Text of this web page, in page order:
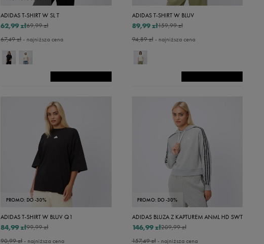
ADIDAS T-SHIRT W SL T
69,99 zł
62,99 zł
67,49 zł- najniższa cena
ADIDAS T-SHIRT W BLUV
159,99 zł
89,99 zł
94,89 zł- najniższa cena
PROMO: DO -30%
ADIDAS T-SHIRT W BLUV Q1
99,99 zł
84,99 zł
90,99 zł- najniższa cena
PROMO: DO -30%
ADIDAS BLUZA Z KAPTUREM ANML HD SWT
209,99 zł
146,99 zł
157,49 zł- najniższa cena